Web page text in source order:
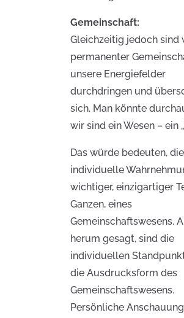
Gemeinschaft:
Gleichzeitig jedoch sind
permanenter
unsere Energiefelder
durchdringen und
sich. Man könnte
wir sind ein Wesen – ein
Das würde bedeuten,
individuelle
wichtiger, einzigartiger
Ganzen, eines
Gemeinschaftswesens.
herum gesagt, sind die
individuellen
die Ausdrucksform des
Gemeinschaftswesens.
Persönliche